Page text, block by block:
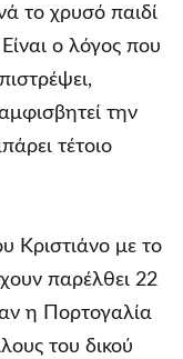
το χρυσό παιδί
ο λόγος που
την
τέτοιο
Κριστιάνο με το
παρέλθει 22
η Πορτογαλία
του δικού